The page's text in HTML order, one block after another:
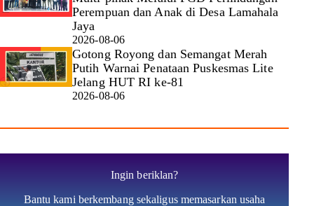
Perempuan dan Anak di Desa Lamahala
Jaya
2026-08-06
Gotong Royong dan Semangat Merah
Putih Warnai Penataan Puskesmas Lite
Jelang HUT RI ke-81
2026-08-06
Ingin beriklan?
Bantu kami berkembang sekaligus memasarkan usaha